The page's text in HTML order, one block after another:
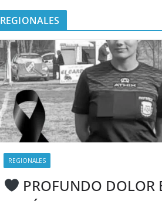
REGIONALES
REGIONALES
PROFUNDO DOLOR